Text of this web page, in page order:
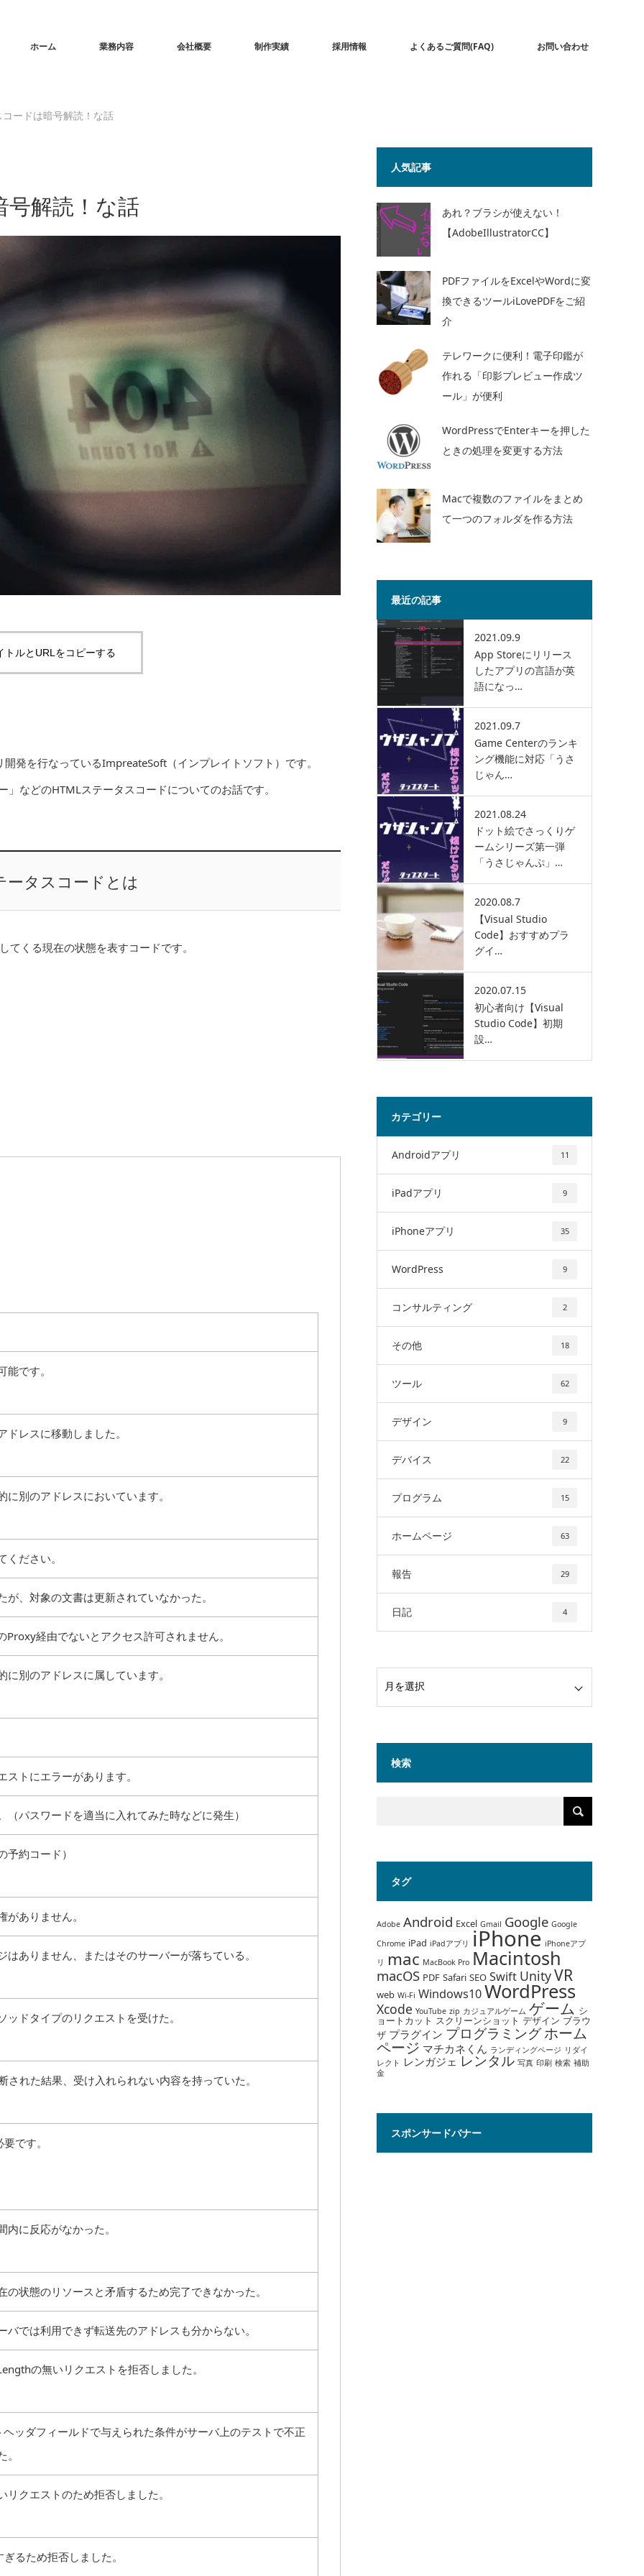
ホーム 業務内容 会社概要 制作実績 採用情報 よくあるご質問(FAQ) お問い合わせ
ードは暗号解読！な話
号解読！な話
トルとURLをコピーする
発を行なっているImpreateSoft（インプレイトソフト）です。
などのHTMLステータスコードについてのお話です。
ータスコードとは
くる現在の状態を表すコードです。
です。
レスに移動しました。
に別のアドレスにおいています。
ださい。
が、対象の文書は更新されていなかった。
経由でないとアクセス許可されません。
に別のアドレスに属しています。
トにエラーがあります。
（パスワードを適当に入れてみた時などに発生）
予約コード）
ありません。
はありません、またはそのサーバーが落ちている。
ッドタイプのリクエストを受けた。
された結果、受け入れられない内容を持っていた。
です。
に反応がなかった。
の状態のリソースと矛盾するため完了できなかった。
バでは利用できず転送先のアドレスも分からない。
の無いリクエストを拒否しました。
ッダフィールドで与えられた条件がサーバ上のテストで不正
リクエストのため拒否しました。
るため拒否しました。
人気記事
あれ？ブラシが使えない！
【AdobeIllustratorCC】
PDFファイルをExcelやWordに変
換できるツールiLovePDFをご紹
介
テレワークに便利！電子印鑑が
作れる「印影プレビュー作成ツ
ール」が便利
WordPressでEnterキーを押した
ときの処理を変更する方法
Macで複数のファイルをまとめ
て一つのフォルダを作る方法
最近の記事
2021.09.9
App Storeにリリース
したアプリの言語が英
語になっ…
2021.09.7
Game Centerのランキ
ング機能に対応「うさ
じゃん…
2021.08.24
ドット絵でさっくりゲ
ームシリーズ第一弾
「うさじゃんぷ」…
2020.08.7
【Visual Studio
Code】おすすめプラ
グイ…
2020.07.15
初心者向け【Visual
Studio Code】初期
設…
カテゴリー
Androidアプリ 11
iPadアプリ 9
iPhoneアプリ 35
WordPress 9
コンサルティング 2
その他 18
ツール 62
デザイン 9
デバイス 22
プログラム 15
ホームページ 63
報告 29
日記 4
検索
タグ
Adobe Android Excel Gmail Google Google
Chrome iPad iPadアプリ iPhone iPhoneアプ
リ
mac MacBook Pro Macintosh
macOS PDF Safari SEO Swift UnityVR
web Wi-Fi Windows10WordPress
Xcode YouTube zip カジュアルゲーム ゲーム シ
ョートカット スクリーンショット デザイン ブラウ
ザ プラグイン プログラミングホーム
ページ マチカネくん ランディングページ リダイ
レクト レンガジェ レンタル 写真 印刷 検索 補助
金
スポンサードバナー